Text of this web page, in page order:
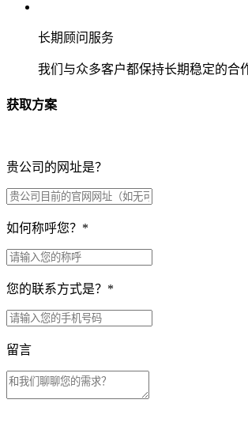
长期顾问服务
我们与众多客户都保持长期稳定的合
获取方案
贵公司的网址是？
如何称呼您？ *
您的联系方式是？ *
留言